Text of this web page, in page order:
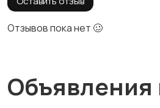
Отзывов пока нет 🥴
Объявления